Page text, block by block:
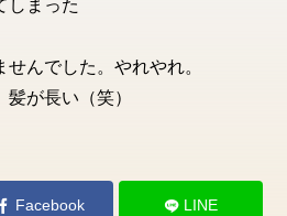
しまった
んでした。やれやれ。
が長い（笑）
Facebook LINE